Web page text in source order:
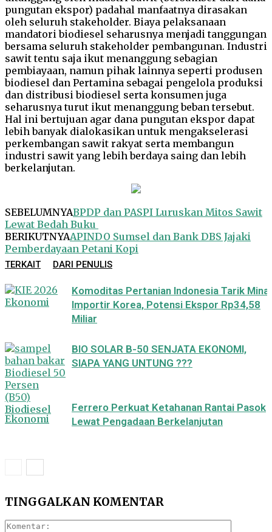
pungutan ekspor) padahal manfaatnya dirasakan
oleh seluruh stakeholder. Biaya pelaksanaan
mandatori biodiesel seharusnya menjadi tanggungan
bersama seluruh stakeholder pembangunan. Industri
sawit tentu saja ikut menanggung sebagian
pembiayaan, namun pihak lainnya seperti produsen
biodiesel dan Pertamina sebagai pengelola produksi
dan distribusi biodiesel serta konsumen juga
seharusnya turut ikut menanggung beban tersebut.
Hal ini bertujuan agar dana pungutan ekspor dapat
lebih banyak dialokasikan untuk mengakselerasi
perkembangan sawit rakyat serta membangun
industri sawit yang lebih berdaya saing dan lebih
berkelanjutan.
SEBELUMNYABPDP dan PASPI Luruskan Mitos Sawit
Lewat Bedah Buku
BERIKUTNYAAPINDO Sumsel dan Bank DBS Jajaki
Pemberdayaan Petani Kopi
TERKAIT DARI PENULIS
Ekonomi
Komoditas Pertanian Indonesia Tarik
Importir Korea, Potensi Ekspor Rp34,58
Miliar
Biodiesel
BIO SOLAR B-50 SENJATA EKONOMI,
SIAPA YANG UNTUNG ???
Ekonomi
Ferrero Perkuat Ketahanan Rantai Pasok
Lewat Pengadaan Berkelanjutan
TINGGALKAN KOMENTAR